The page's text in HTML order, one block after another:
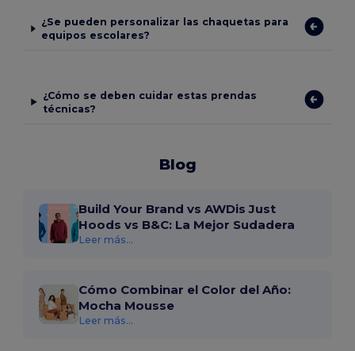
¿Se pueden personalizar las chaquetas para
equipos escolares?
¿Cómo se deben cuidar estas prendas
técnicas?
Blog
Build Your Brand vs AWDis Just
Hoods vs B&C: La Mejor Sudadera
Leer más...
Cómo Combinar el Color del Año:
Mocha Mousse
Leer más...